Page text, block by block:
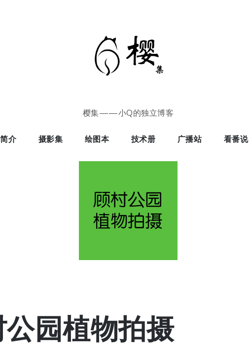
樱集——小Q的独立博客
介 摄影集 绘图本 技术册 广播站 看番说
公园植物拍摄